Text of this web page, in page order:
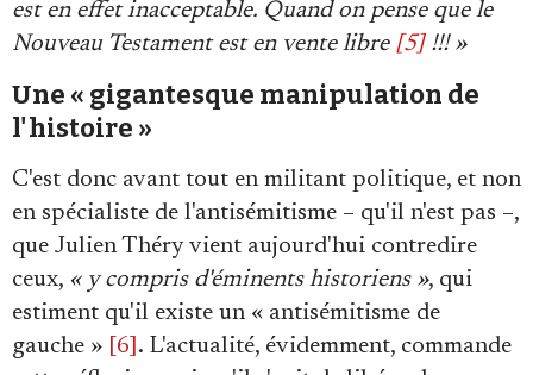
est en effet inacceptable. Quand on pense que le
Nouveau Testament est en vente libre [5]!!! »
Une « gigantesque manipulation de
l'histoire »
C'est donc avant tout en militant politique, et non
en spécialiste de l'antisémitisme – qu'il n'est pas –,
que Julien Théry vient aujourd'hui contredire
ceux, « y compris d'éminents historiens », qui
estiment qu'il existe un « antisémitisme de
gauche »
[6] . L'actualité, évidemment, commande